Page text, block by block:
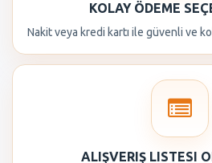
KOLAY ÖDEME
Nakit veya kredi kartı ile güvenli ve
ALIŞVERIŞ LISTESI